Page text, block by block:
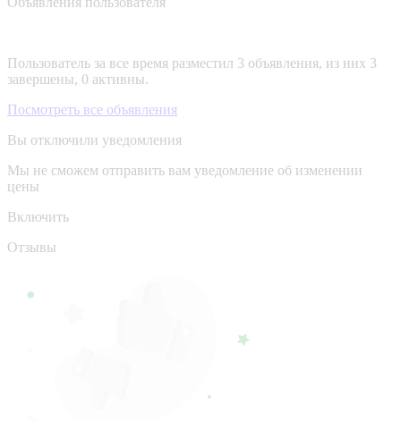
Пользователь за все время разместил 3 объявления, из них 3
завершены, 0 активны.
Посмотреть все объявления
Вы отключили уведомления
Мы не сможем отправить вам уведомление об изменении
цены
Включить
Отзывы